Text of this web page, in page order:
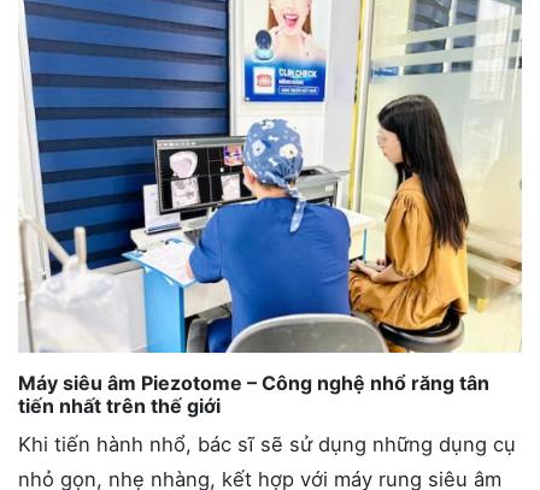
Máy siêu âm Piezotome – Công nghệ nhổ răng tân
tiến nhất trên thế giới
Khi tiến hành nhổ, bác sĩ sẽ sử dụng những dụng cụ
nhỏ gọn, nhẹ nhàng, kết hợp với máy rung siêu âm